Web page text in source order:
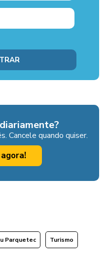
Cancele quando quiser.
Parquetec Turismo